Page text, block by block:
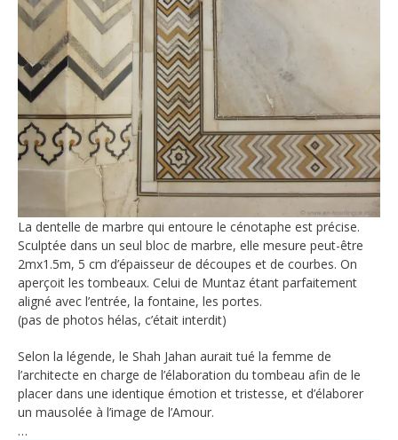
La dentelle de marbre qui entoure le cénotaphe est précise.
Sculptée dans un seul bloc de marbre, elle mesure peut-être
2mx1.5m, 5 cm d’épaisseur de découpes et de courbes. On
aperçoit les tombeaux. Celui de Muntaz étant parfaitement
aligné avec l’entrée, la fontaine, les portes.
(pas de photos hélas, c’était interdit)
Selon la légende, le Shah Jahan aurait tué la femme de
l’architecte en charge de l’élaboration du tombeau afin de le
placer dans une identique émotion et tristesse, et d’élaborer
un mausolée à l’image de l’Amour.
…